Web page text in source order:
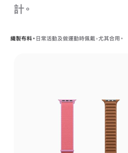
計。
織製布料。 日常活動及做運動時佩戴，尤其合用。